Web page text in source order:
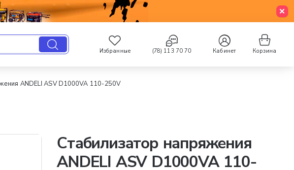
Избранные (78) 113 70 70 Кабинет Корзина
ANDELI ASV D1000VA 110-250V
Стабилизатор напряжения
ANDELI ASV D1000VA 110-